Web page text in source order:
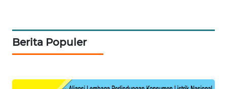
Berita Populer
BERAMPU
NEWS
NEWS